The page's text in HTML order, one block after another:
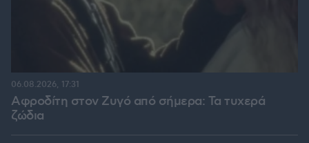
Αφροδίτη στον Ζυγό από σήμερα: Τα τυχερά
ζώδια
06.08.2026, 17:31